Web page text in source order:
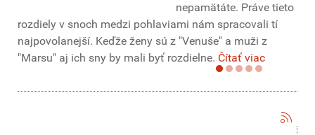
nepamätáte. Práve tieto
rozdiely v snoch medzi pohlaviami nám spracovali tí
najpovolanejší. Keďže ženy sú z "Venuše" a muži z
"Marsu" aj ich sny by mali byť rozdielne. Čítať viac